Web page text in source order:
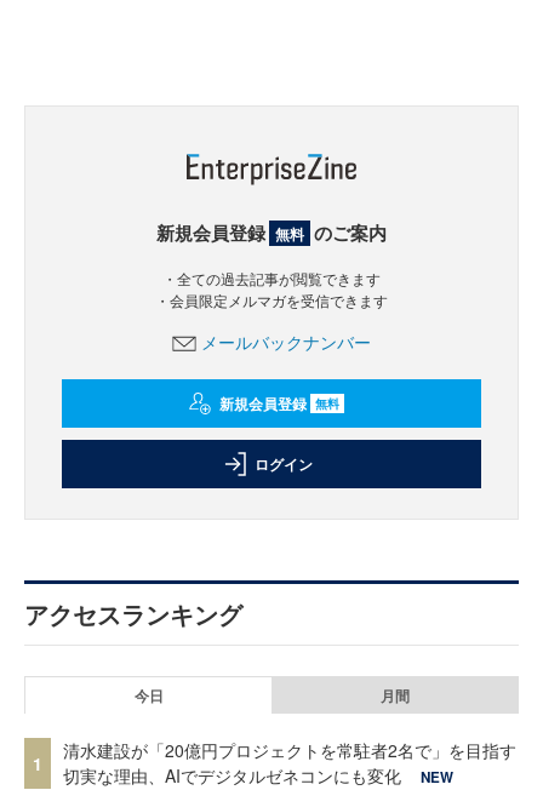
新規会員登録 無料 のご案内
・全ての過去記事が閲覧できます
・会員限定メルマガを受信できます
メールバックナンバー
新規会員登録 無料
ログイン
アクセスランキング
今日 月間
1
清水建設が「20億円プロジェクトを常駐者2名で」を目指す
切実な理由、AIでデジタルゼネコンにも変化
NEW